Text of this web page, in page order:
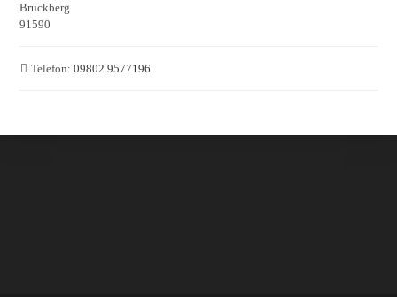
Bruckberg
91590
Telefon: 09802 9577196